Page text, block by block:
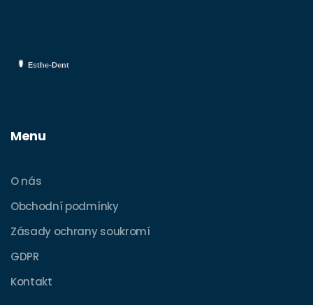
Menu
O nás
Obchodní podmínky
Zásady ochrany soukromí
GDPR
Kontakt